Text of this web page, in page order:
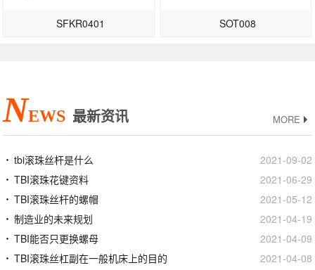
SFKR0401 SOT008
NEWS 最新资讯 MORE
tbi滚珠丝杆是什么
2021-09-02
TBI滚珠花键资料
2021-06-29
TBI滚珠丝杆的螺帽
2021-05-12
制造业的未来规划
2021-04-19
TBI能否只更换螺母
2021-04-09
TBI滚珠丝杠副在一般机床上的目的
2021-04-08